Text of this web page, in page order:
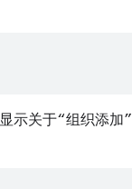
示关于“组织添加”